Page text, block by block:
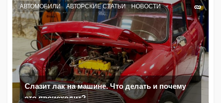
АВТОМОБИЛИ АВТОРСКИЕ СТАТЬИ НОВОСТИ
Слазит лак на машине. Что делать и почему
это происходит?